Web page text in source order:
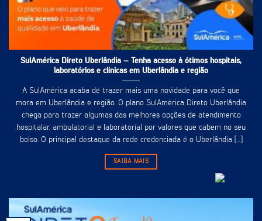
SulAmérica Direto Uberlândia – Tenha acesso à ótimos hospitais,
laboratórios e clínicas em Uberlândia e região
A SulAmérica acaba de trazer mais uma novidade para você que
mora em Uberlândia e região. O plano SulAmérica Direto Uberlândia
chega para trazer algumas das melhores opções de atendimento
hospitalar, ambulatorial e laboratorial por valores que cabem no seu
bolso. O principal destaque da rede credenciada é o Uberlândia [...]
SAIBA MAIS